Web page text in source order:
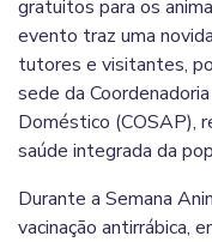
gratuitos para os
evento traz uma
tutores e visitantes,
sede da
Doméstico (COSAP),
saúde integrada da
Durante a Semana
vacinação antirrábica,